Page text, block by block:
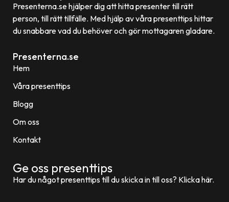
Presenterna.se hjälper dig att hitta presenter till rätt
person, till rätt tillfälle. Med hjälp av våra presenttips hittar
du snabbare vad du behöver och gör mottagaren gladare.
Presenterna.se
Hem
Våra presenttips
Blogg
Om oss
Kontakt
Ge oss presenttips
Har du något presenttips till du skicka in till oss? Klicka här.